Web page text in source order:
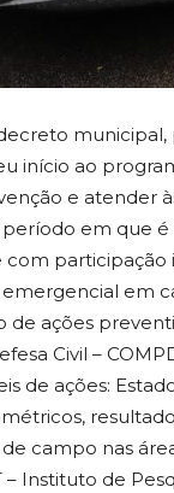
municipal,
início ao
e atender
período em que
em
de ações
Civil –
de ações:
campo nas
– Instituto de